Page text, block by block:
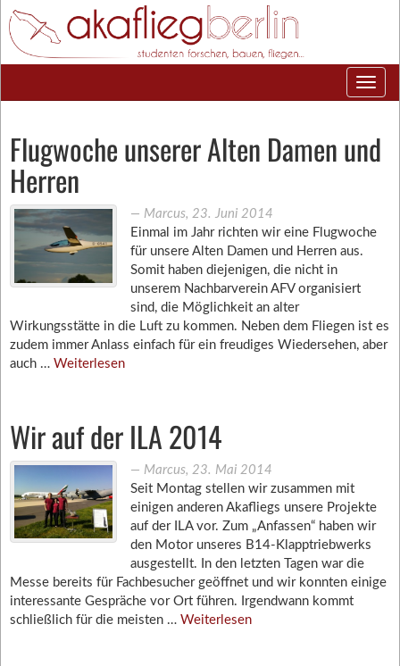
Flugwoche unserer Alten Damen und
Herren
― Marcus, 23. Juni 2014
Einmal im Jahr richten wir eine Flugwoche
für unsere Alten Damen und Herren aus.
Somit haben diejenigen, die nicht in
unserem Nachbarverein AFV organisiert
sind, die Möglichkeit an alter
Wirkungsstätte in die Luft zu kommen. Neben dem Fliegen ist es
zudem immer Anlass einfach für ein freudiges Wiedersehen, aber
auch … Weiterlesen
Wir auf der ILA 2014
― Marcus, 23. Mai 2014
Seit Montag stellen wir zusammen mit
einigen anderen Akafliegs unsere Projekte
auf der ILA vor. Zum „Anfassen“ haben wir
den Motor unseres B14-Klapptriebwerks
ausgestellt. In den letzten Tagen war die
Messe bereits für Fachbesucher geöffnet und wir konnten einige
interessante Gespräche vor Ort führen. Irgendwann kommt
schließlich für die meisten … Weiterlesen